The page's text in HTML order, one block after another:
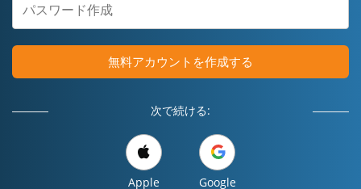
無料アカウントを作成する
次で続ける:
Apple Google